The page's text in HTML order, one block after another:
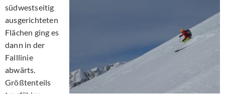
südwestseitig
ausgerichteten
Flächen ging es
dann in der
Falllinie
abwärts.
Größtenteils